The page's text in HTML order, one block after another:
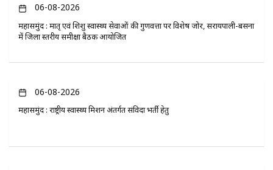
06-08-2026
महासमुंद : मातृ एवं शिशु स्वास्थ्य सेवाओं की गुणवत्ता पर विशेष जोर, सरायपाली-बसना
में जिला स्तरीय समीक्षा बैठक आयोजित
06-08-2026
महासमुंद : राष्ट्रीय स्वास्थ्य मिशन अंतर्गत संविदा भर्ती हेतु